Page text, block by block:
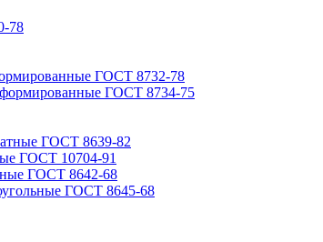
78
ГОСТ 8732-78
ГОСТ 8734-75
ГОСТ 8639-82
ГОСТ 10704-91
ГОСТ 8642-68
ГОСТ 8645-68